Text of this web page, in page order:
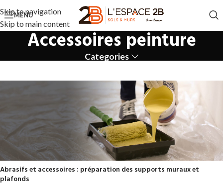
Skip to navigation
Skip to main content
MENU
Accessoires peinture
Categories
Abrasifs et accessoires : préparation des supports muraux et
plafonds